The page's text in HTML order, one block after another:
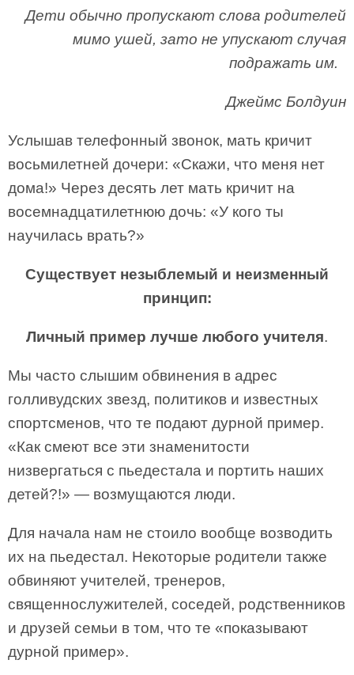
Дети обычно пропускают слова родителей
мимо ушей, зато не упускают случая
подражать им.
Джеймс Болдуин
Услышав телефонный звонок, мать кричит
восьмилетней дочери: «Скажи, что меня нет
дома!» Через десять лет мать кричит на
восемнадцатилетнюю дочь: «У кого ты
научилась врать?»
Существует незыблемый и неизменный
принцип:
Личный пример лучше любого учителя.
Мы часто слышим обвинения в адрес
голливудских звезд, политиков и известных
спортсменов, что те подают дурной пример.
«Как смеют все эти знаменитости
низвергаться с пьедестала и портить наших
детей?!» — возмущаются люди.
Для начала нам не стоило вообще возводить
их на пьедестал. Некоторые родители также
обвиняют учителей, тренеров,
священнослужителей, соседей, родственников
и друзей семьи в том, что те «показывают
дурной пример».